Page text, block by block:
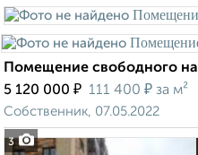
3
Помещение свободного
5 120 000 ₽ 111 400 ₽ за м²
Собственник, 07.05.2022